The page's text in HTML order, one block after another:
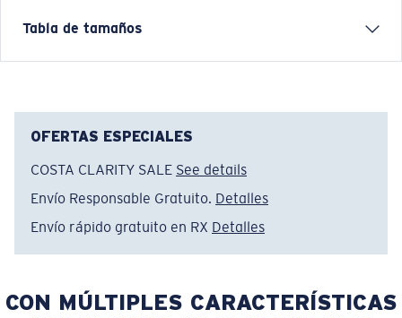
VOYAGER QUARTER-ZIP PULLOVER SWEATSHIRT
Nombre del modelo:Voyager Quarter-Zip Pullover
Tamaño:M
Tabla de tamaños
OFERTAS ESPECIALES
COSTA CLARITY SALE See details
Envío Responsable Gratuito. Detalles
Envío rápido gratuito en RX Detalles
CON MÚLTIPLES CARACTERÍSTICAS